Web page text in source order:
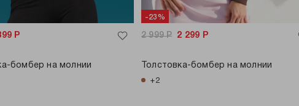
Р
бомбер на молнии
-23%
2 999Р 2 299 Р
Толстовка-бомбер на молнии
+2